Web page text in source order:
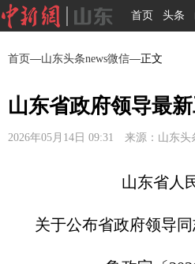
首页 头条
首页—山东头条news微信—正文
山东省政府领导最
2026年05月14日 09:31 来源：山东头
山东省人
关于公布省政府领导